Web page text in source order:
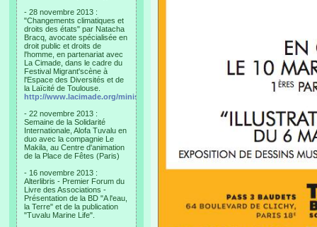
- 28 novembre 2013 :
"Changements climatiques et
droits des états" par Natacha
Bracq, avocate spécialisée en
droit public et droits de
l'homme, en partenariat avec
La Cimade, dans le cadre du
Festival Migrant'scène à
l'Espace des Diversités et de
la Laïcité de Toulouse.
http://www.lacimade.org/minisites/migrantscene
- 22 novembre 2013 :
Semaine de la Solidarité
Internationale, Alofa Tuvalu en
duo avec la compagnie Le
Makila, au Centre d'animation
de la Place de Fêtes (Paris)
- 16 novembre 2013 :
Alterlibris - Premier Forum du
Livre des Associations -
Présentation de la BD "A l'eau,
la Terre" et de la publication
"Tuvalu Marine Life".